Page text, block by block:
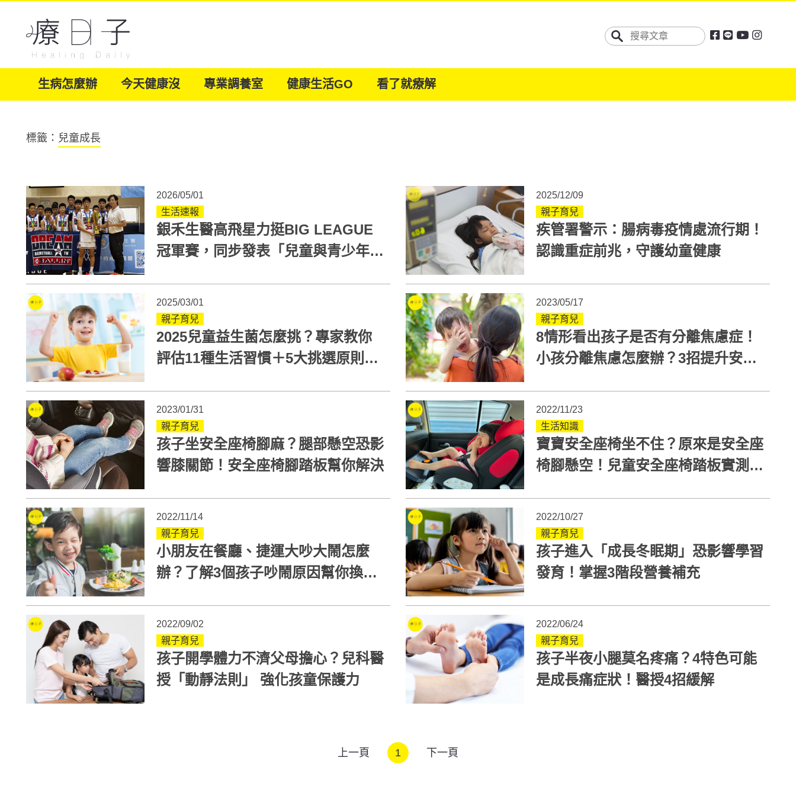
生病怎麼辦 今天健康沒 專業調養室 健康生活GO 看了就療解
標籤： 兒童成長
2026/05/01
生活速報
銀禾生醫高飛星力挺BIG LEAGUE
冠軍賽，同步發表「兒童與青少年成
2025/12/09
親子育兒
疾管署警示：腸病毒疫情處流行期！
認識重症前兆，守護幼童健康
2025/03/01
親子育兒
2025兒童益生菌怎麼挑？專家教你
評估11種生活習慣＋5大挑選原則！
2023/05/17
親子育兒
8情形看出孩子是否有分離焦慮症！
小孩分離焦慮怎麼辦？3招提升安全
2023/01/31
親子育兒
孩子坐安全座椅腳麻？腿部懸空恐影
響膝關節！安全座椅腳踏板幫你解決
2022/11/23
生活知識
寶寶安全座椅坐不住？原來是安全座
椅腳懸空！兒童安全座椅踏板實測分
2022/11/14
親子育兒
小朋友在餐廳、捷運大吵大鬧怎麼
辦？了解3個孩子吵鬧原因幫你換位
2022/10/27
親子育兒
孩子進入「成長冬眠期」恐影響學習
發育！掌握3階段營養補充
2022/09/02
親子育兒
孩子開學體力不濟父母擔心？兒科醫
授「動靜法則」 強化孩童保護力
2022/06/24
親子育兒
孩子半夜小腿莫名疼痛？4特色可能
是成長痛症狀！醫授4招緩解
上一頁 1 下一頁